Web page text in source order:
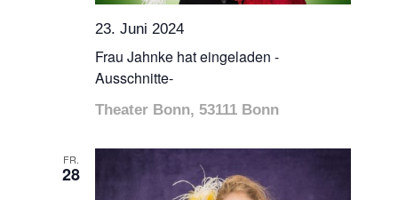
Frau Jahnke hat eingeladen -
Ausschnitte-
23. Juni 2024
Theater Bonn, 53111 Bonn
FR.
28